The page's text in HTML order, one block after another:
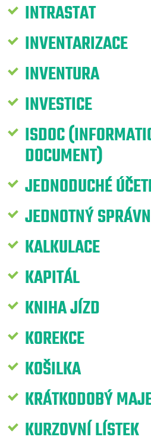
INTRASTAT
INVENTARIZACE
INVENTURA
INVESTICE
ISDOC
DOCUMENT)
JEDNODUCHÉ
JEDNOTNÝ
KALKULACE
KAPITÁL
KNIHA JÍZD
KOREKCE
KOŠILKA
KRÁTKODOBÝ
KURZOVNÍ LÍSTEK